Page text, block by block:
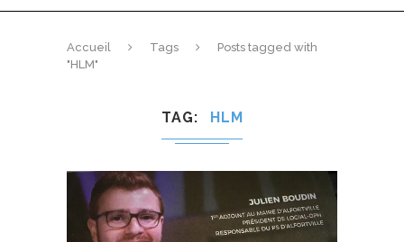
Accueil Tags
Posts tagged with
"HLM"
TAG HLM